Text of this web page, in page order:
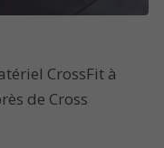
CrossFit à
de Cross